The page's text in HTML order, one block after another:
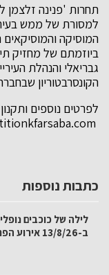
תחרות 'פנינה זלצמן
למסורת של ממש
ביוזמתם של מחזיק
גבריאלי והנהלת
הקונסרבטוריון
לפרטים נוספים
כתבות נוספות
לילה של כוכבים
ב-13/8/26 אירוע הפרסאידים הגדול של הקיץ